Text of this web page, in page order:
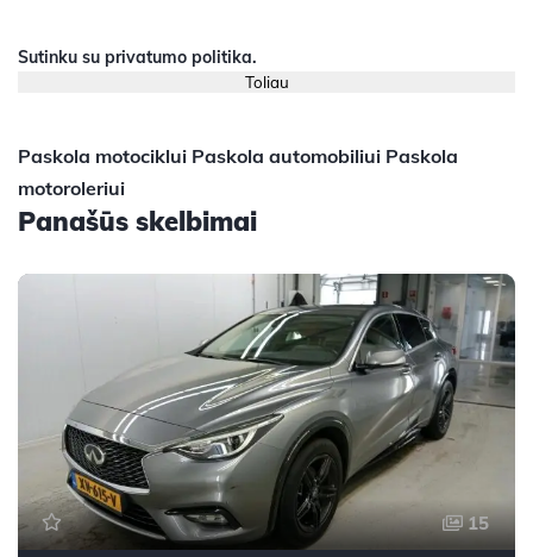
Sutinku su privatumo politika.
Paskola motociklui Paskola automobiliui Paskola
motoroleriui
Panašūs skelbimai
15